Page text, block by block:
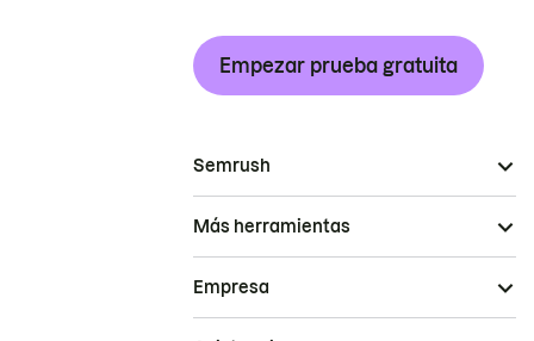
Empezar prueba gratuita
Semrush
Más herramientas
Empresa